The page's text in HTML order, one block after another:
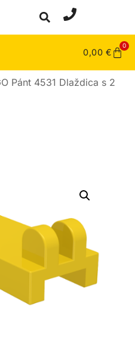
0,00 €
0
Pánt 4531 Dlaždica s 2